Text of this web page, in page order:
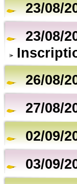
23/08/
23/08/
26/08/
27/08/
02/09/
03/09/